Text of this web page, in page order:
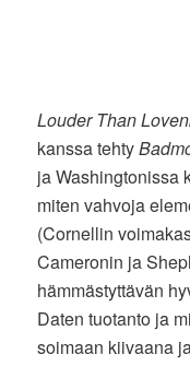
Louder Than
kanssa tehty
ja Washingtonissa
miten vahvoja
(Cornellin
Cameronin ja
hämmästyttävän
Daten tuotanto ja
soimaan kiivaana